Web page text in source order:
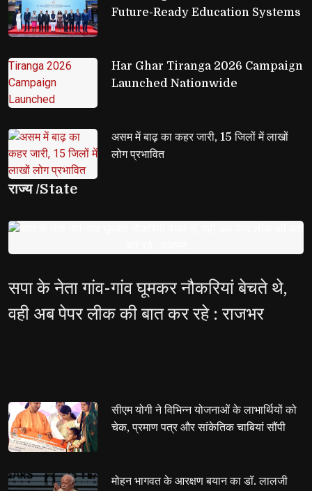
Future-Ready Education Systems
Har Ghar Tiranga 2026 Campaign
Launched Nationwide
असम में बाढ़ का कहर जारी, 15 जिलों में लाखों
लोग प्रभावित
राज्य /State
सपा के नेता गांव-गांव घूमकर नौकरियां बेचते थे,
वही अब पेपर लीक की बात कर रहे : राजभर
सीएम योगी ने विभिन्न योजनाओं के लाभार्थियों को
चेक, प्रमाण पत्र और सांकेतिक चाबियां सौंपी
मोहन भागवत के आरक्षण बयान का डॉ. लालजी